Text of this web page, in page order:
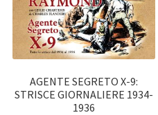
AGENTE SEGRETO X-9:
STRISCE GIORNALIERE 1934-
1936